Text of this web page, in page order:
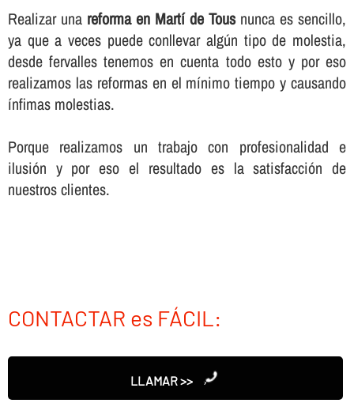
Realizar una reforma en Martí de Tousnunca es sencillo,
ya que a veces puede conllevar algún tipo de molestia,
desde fervalles tenemos en cuenta todo esto y por eso
realizamos las reformas en el mí­nimo tiempo y causando
í­nfimas molestias.
Porque realizamos un trabajo con profesionalidad e
ilusión y por eso el resultado es la satisfacción de
nuestros clientes.
CONTACTAR es FÁCIL:
LLAMAR >>